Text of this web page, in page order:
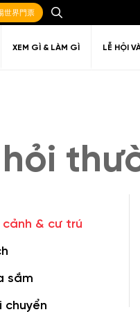
世界門票
XEM GÌ & LÀM GÌ LỄ HỘI
Di
& cư trú
sắm
chuyển